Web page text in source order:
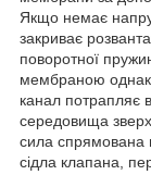
Якщо немає
закриває
поворотної
мембраною
канал потрапляє
середовища
сила спрямована
сідла клапана,